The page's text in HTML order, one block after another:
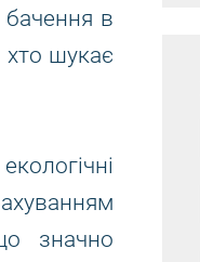
в
хто шукає
значно